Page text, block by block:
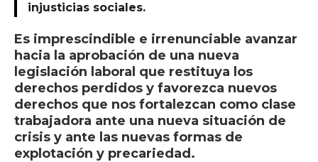
injusticias sociales.
Es imprescindible e irrenunciable avanzar
hacia la aprobación de una nueva
legislación laboral que restituya los
derechos perdidos y favorezca nuevos
derechos que nos fortalezcan como clase
trabajadora ante una nueva situación de
crisis y ante las nuevas formas de
explotación y precariedad.